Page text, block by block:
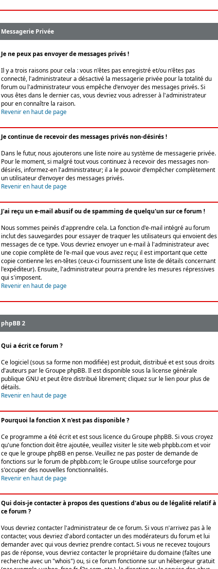
Messagerie Privée
Je ne peux pas envoyer de messages privés !
Il y a trois raisons pour cela : vous n'êtes pas enregistré et/ou n'êtes pas
connecté, l'administrateur a désactivé la messagerie privée pour la totalité du
forum ou l'administrateur vous empêche d'envoyer des messages privés. Si
vous êtes dans le dernier cas, vous devriez vous adresser à l'administrateur
pour en connaître la raison.
Revenir en haut de page
Je continue de recevoir des messages privés non-désirés !
Dans le futur, nous ajouterons une liste noire au système de messagerie privée.
Pour le moment, si malgré tout vous continuez à recevoir des messages non-
désirés, informez-en l'administrateur; il a le pouvoir d'empêcher complètement
un utilisateur d'envoyer des messages privés.
Revenir en haut de page
J'ai reçu un e-mail abusif ou de spamming de quelqu'un sur ce forum !
Nous sommes peinés d'apprendre cela. La fonction d'e-mail intégré au forum
inclut des sauvegardes pour essayer de traquer les utilisateurs qui envoient des
messages de ce type. Vous devriez envoyer un e-mail à l'administrateur avec
une copie complète de l'e-mail que vous avez reçu; il est important que cette
copie contienne les en-têtes (ceux-ci fournissent une liste de détails concernant
l'expéditeur). Ensuite, l'administrateur pourra prendre les mesures répressives
qui s'imposent.
Revenir en haut de page
phpBB 2
Qui a écrit ce forum ?
Ce logiciel (sous sa forme non modifiée) est produit, distribué et est sous droits
d'auteurs par leGroupe phpBB. Il est disponible sous la license générale
publique GNU et peut être distribué librement; cliquez sur le lien pour plus de
détails.
Revenir en haut de page
Pourquoi la fonction X n'est pas disponible ?
Ce programme a été écrit et est sous licence du Groupe phpBB. Si vous croyez
qu'une fonction doit être ajoutée, veuillez visiter le site web phpbb.com et voir
ce que le groupe phpBB en pense. Veuillez ne pas poster de demande de
fonctions sur le forum de phpbb.com; le Groupe utilise sourceforge pour
s'occuper des nouvelles fonctionnalités.
Revenir en haut de page
Qui dois-je contacter à propos des questions d'abus ou de légalité relatif à
ce forum ?
Vous devriez contacter l'administrateur de ce forum. Si vous n'arrivez pas à le
contacter, vous devriez d'abord contacter un des modérateurs du forum et lui
demander avec qui vous devriez prendre contact. Si vous ne recevez toujours
pas de réponse, vous devriez contacter le propriétaire du domaine (faîtes une
recherche avec un "whois") ou, si ce forum fonctionne sur un hébergeur gratuit